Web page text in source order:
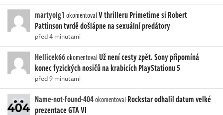
martyolg1 okomentovalV thrilleru Primetime si Robert
Pattinson tvrdě došlápne na sexuální predátory
před 4 minutami
Hellicek66okomentovalUž není cesty zpět. Sony připomíná
konec fyzických nosičů na krabicích PlayStationu 5
před 9 minutami
Name-not-found-404okomentoval Rockstar odhalil datum velké
prezentace GTA VI